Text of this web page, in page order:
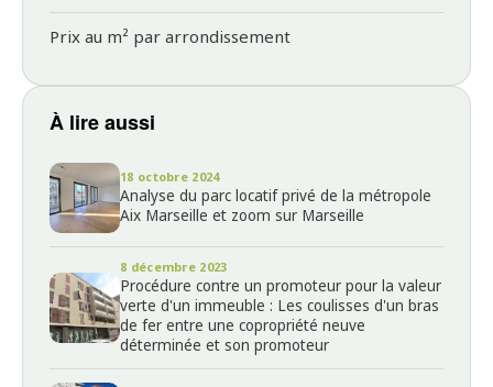
Prix au m² par arrondissement
À lire aussi
18 octobre 2024
Analyse du parc locatif privé de la métropole
Aix Marseille et zoom sur Marseille
8 décembre 2023
Procédure contre un promoteur pour la valeur
verte d'un immeuble : Les coulisses d'un bras
de fer entre une copropriété neuve
déterminée et son promoteur